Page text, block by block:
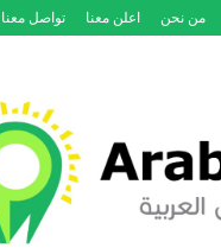
من نحن اعلن معنا تواصل معنا